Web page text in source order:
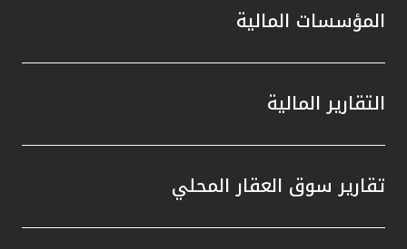
المؤسسات المالية
التقارير المالية
تقارير سوق العقار المحلي